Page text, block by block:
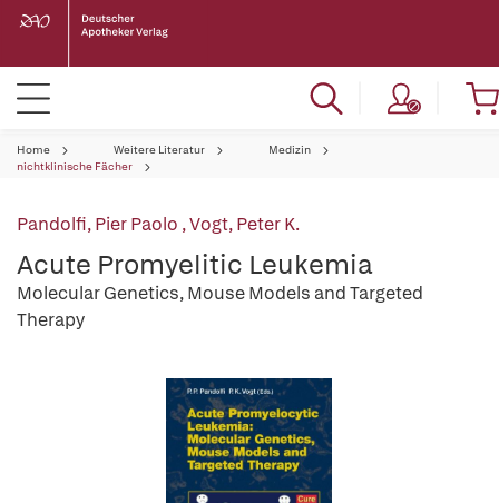
Home Weitere Literatur
Medizin
nichtklinische Fächer
Pandolfi, Pier Paolo ,Vogt, Peter K.
Acute Promyelitic Leukemia
Molecular Genetics, Mouse Models and Targeted
Therapy